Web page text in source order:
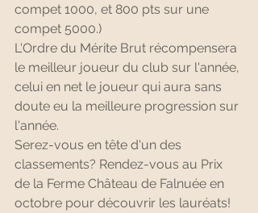
compet 1000, et 800 pts sur une
compet 5000.)
L'Ordre du Mérite Brut récompensera
le meilleur joueur du club sur l'année,
celui en net le joueur qui aura sans
doute eu la meilleure progression sur
l'année.
Serez-vous en tête d'un des
classements? Rendez-vous au Prix
de la Ferme Château de Falnuée en
octobre pour découvrir les lauréats!